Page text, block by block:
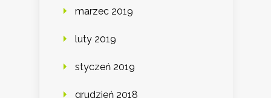
marzec 2019
luty 2019
styczeń 2019
grudzień 2018